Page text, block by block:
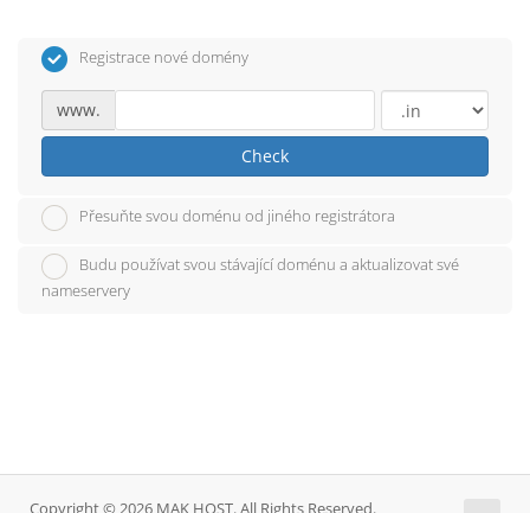
Registrace nové domény
www.
Check
Přesuňte svou doménu od jiného registrátora
Budu používat svou stávající doménu a aktualizovat své
nameservery
Copyright © 2026 MAK HOST. All Rights Reserved.